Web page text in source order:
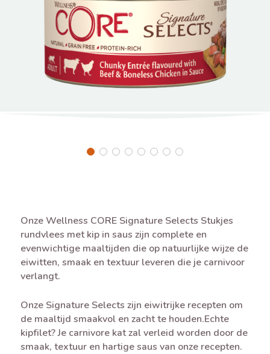
Onze Wellness CORE Signature Selects Stukjes
rundvlees met kip in saus zijn complete en
evenwichtige maaltijden die op natuurlijke wijze de
eiwitten, smaak en textuur leveren die je carnivoor
verlangt.
Onze Signature Selects zijn eiwitrijke recepten om
de maaltijd smaakvol en zacht te houden.Echte
kipfilet? Je carnivore kat zal verleid worden door de
smaak, textuur en hartige saus van onze recepten.